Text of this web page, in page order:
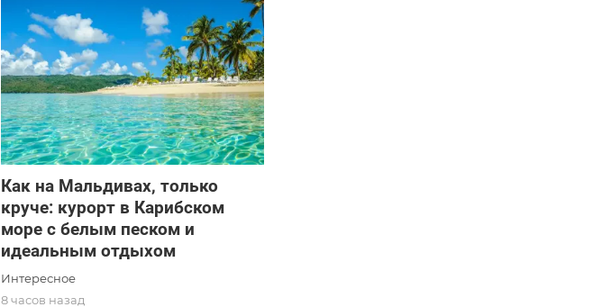
Как на Мальдивах, только
круче: курорт в Карибском
море с белым песком и
идеальным отдыхом
Интересное
8 часов назад